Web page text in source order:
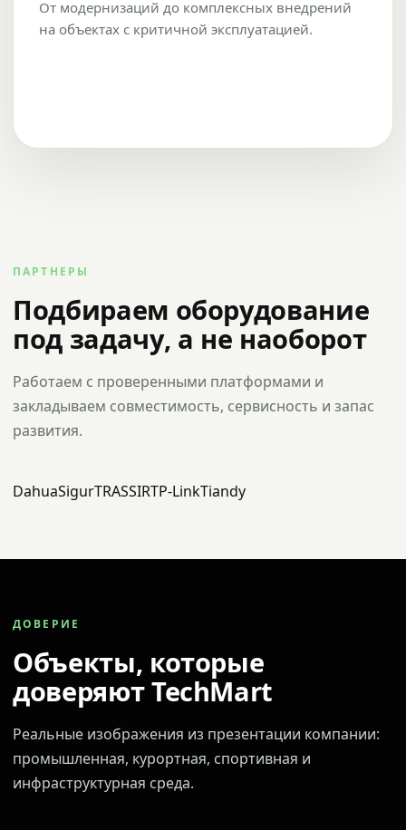
От модернизаций до комплексных внедрений
на объектах с критичной эксплуатацией.
ПАРТНЕРЫ
Подбираем оборудование
под задачу, а не наоборот
Работаем с проверенными платформами и
закладываем совместимость, сервисность и запас
развития.
DahuaSigurTRASSIRTP-LinkTiandy
ДОВЕРИЕ
Объекты, которые
доверяют TechMart
Реальные изображения из презентации компании:
промышленная, курортная, спортивная и
инфраструктурная среда.